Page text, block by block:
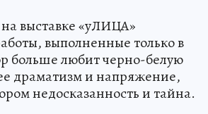
выставке «уЛИЦА»
выполненные только в
больше любит черно-белую
драматизм и напряжение,
недосказанность и тайна.